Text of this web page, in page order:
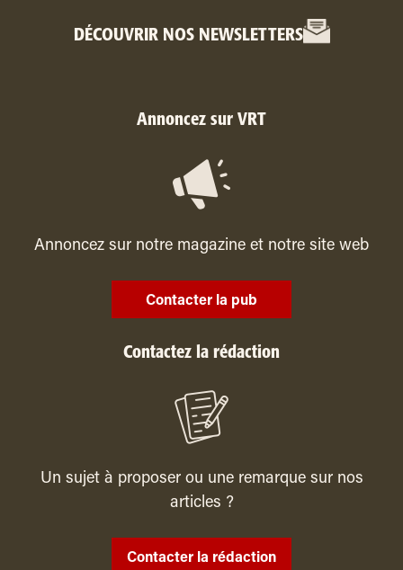
DÉCOUVRIR NOS NEWSLETTERS
Annoncez sur VRT
Annoncez sur notre magazine et notre site web
Contacter la pub
Contactez la rédaction
Un sujet à proposer ou une remarque sur nos
articles ?
Contacter la rédaction